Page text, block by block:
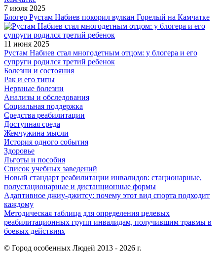
7 июля 2025
Блогер Рустам Набиев покорил вулкан Горелый на Камчатке
11 июня 2025
Рустам Набиев стал многодетным отцом: у блогера и его
супруги родился третий ребенок
Болезни и состояния
Рак и его типы
Нервные болезни
Анализы и обследования
Социальная поддержка
Средства реабилитации
Доступная среда
Жемчужина мысли
История одного события
Здоровье
Льготы и пособия
Список учебных заведений
Новый стандарт реабилитации инвалидов: стационарные,
полустационарные и дистанционные формы
Адаптивное джиу-джитсу: почему этот вид спорта подходит
каждому
Методическая таблица для определения целевых
реабилитационных групп инвалидам, получившим травмы в
боевых действиях
© Город особенных Людей 2013 - 2026 г.